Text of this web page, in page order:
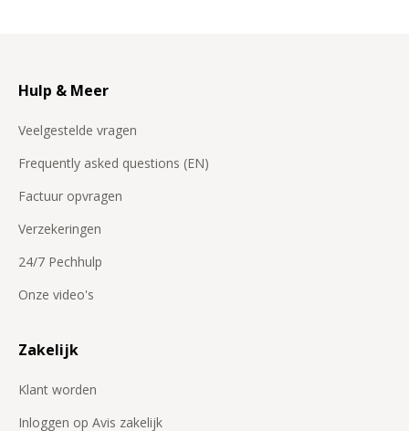
Hulp & Meer
Veelgestelde vragen
Frequently asked questions (EN)
Factuur opvragen
Verzekeringen
24/7 Pechhulp
Onze video's
Zakelijk
Klant worden
Inloggen op Avis zakelijk